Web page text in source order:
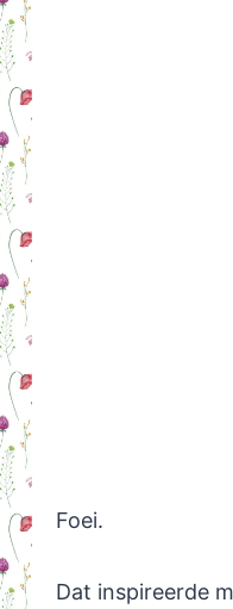
Foei.
Dat inspireerde